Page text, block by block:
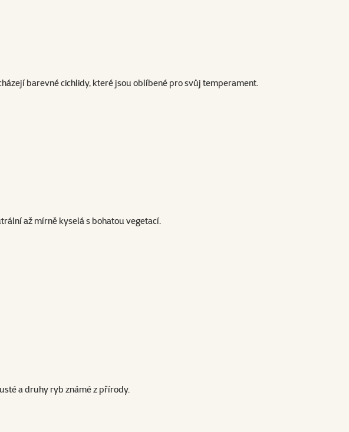
barevné cichlidy, které jsou oblíbené pro svůj temperament.
až mírně kyselá s bohatou vegetací.
a druhy ryb známé z přírody.